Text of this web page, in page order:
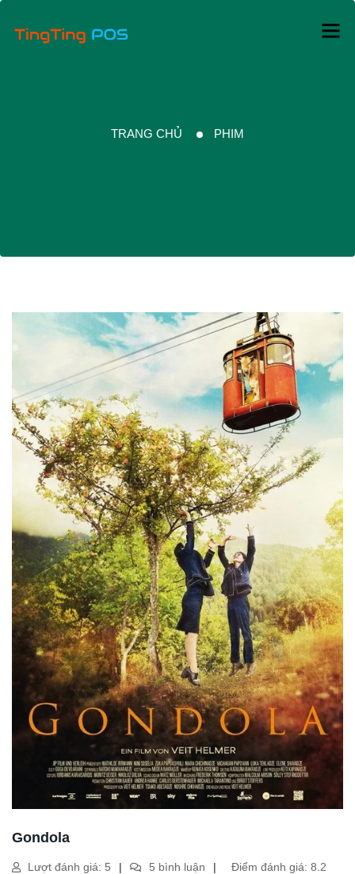
TRANG CHỦ PHIM
Gondola
Lượt đánh giá: 5 5 bình luận Điểm đánh giá: 8.2